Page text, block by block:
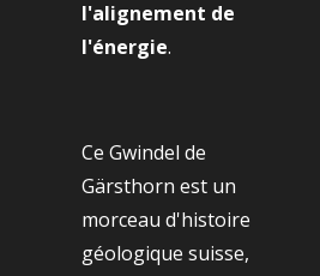
l'alignement de
l'énergie.
Ce Gwindel de
Gärsthorn est un
morceau d'histoire
géologique suisse,